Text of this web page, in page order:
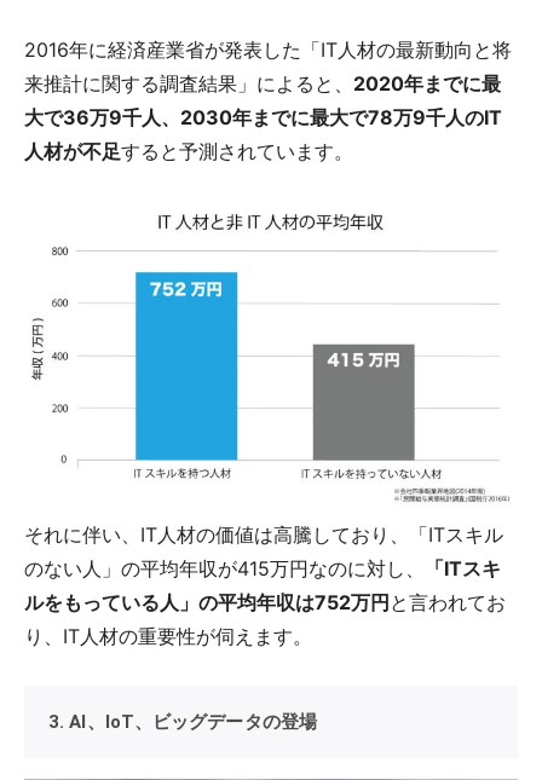
2016年に経済産業省が発表した「IT人材の最新動向と将
来推計に関する調査結果」によると、 2020年までに最
大で36万9千人、2030年までに最大で78万9千人のIT
人材が不足すると予測されています。
それに伴い、IT人材の価値は高騰しており、「ITスキル
のない人」の平均年収が415万円なのに対し、
「ITスキ
ルをもっている人」の平均年収は752万円と言われてお
り、IT人材の重要性が伺えます。
3. AI、IoT、ビッグデータの登場